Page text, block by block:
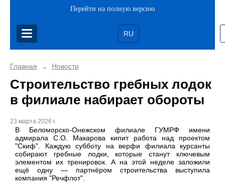
Перейти на полную версию
RU
Главная → Новости
Строительство гребных лодок
в филиале набирает обороты
23 марта 2026 г.
В Беломорско-Онежском филиале ГУМРФ имени
адмирала С.О. Макарова кипит работа над проектом
"Скиф". Каждую субботу на верфи филиала курсанты
собирают гребные лодки, которые станут ключевым
элементом их тренировок. А на этой неделе заложили
ещё одну — партнёром строительства выступила
компания "Речфлот".